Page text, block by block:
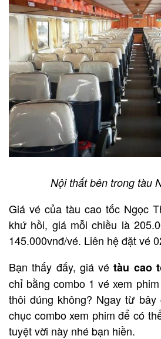
Nội thất bên trong tàu
Giá vé của tàu cao tốc Ngọc
khứ hồi, giá mỗi chiều là
145.000vnđ/vé. Liên hệ đặt vé
Bạn thấy đấy, giá vétàu cao
chỉ bằng combo 1 vé xem
thôi đúng không? Ngay từ
chục combo xem phim để có
tuyệt vời này nhé bạn hiền.